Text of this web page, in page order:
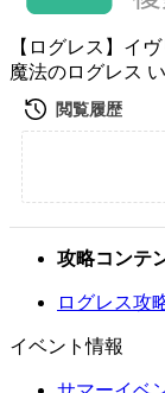
【ログレス】イ
魔法のログレス
攻略コンテ
ログレス攻
イベント情報